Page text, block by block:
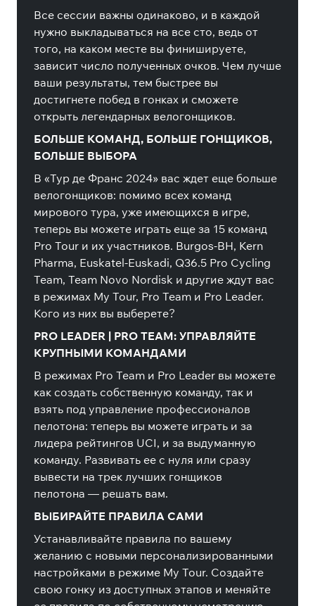
Все сессии важны одинаково, и в каждой
нужно выкладываться на все сто, ведь от
того, на каком месте вы финишируете,
зависит число полученных очков. Чем лучше
ваши результаты, тем быстрее вы
достигнете побед в гонках и сможете
открыть легендарных велогонщиков.
БОЛЬШЕ КОМАНД, БОЛЬШЕ ГОНЩИКОВ,
БОЛЬШЕ ВЫБОРА
В «Тур де Франс 2024» вас ждет еще больше
велогонщиков: помимо всех команд
мирового тура, уже имеющихся в игре,
теперь вы можете играть еще за 15 команд
Pro Tour и их участников. Burgos-BH, Kern
Pharma, Euskatel-Euskadi, Q36.5 Pro Cycling
Team, Team Novo Nordisk и другие ждут вас
в режимах My Tour, Pro Team и Pro Leader.
Кого из них вы выберете?
PRO LEADER | PRO TEAM: УПРАВЛЯЙТЕ
КРУПНЫМИ КОМАНДАМИ
В режимах Pro Team и Pro Leader вы можете
как создать собственную команду, так и
взять под управление профессионалов
пелотона: теперь вы можете играть и за
лидера рейтингов UCI, и за выдуманную
команду. Развивать ее с нуля или сразу
вывести на трек лучших гонщиков
пелотона — решать вам.
ВЫБИРАЙТЕ ПРАВИЛА САМИ
Устанавливайте правила по вашему
желанию с новыми персонализированными
настройками в режиме My Tour. Создайте
свою гонку из доступных этапов и меняйте